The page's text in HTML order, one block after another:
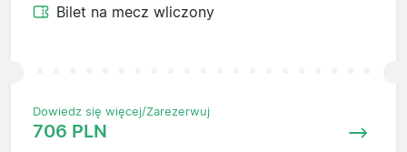
Bilet na mecz wliczony
Dowiedz się więcej/Zarezerwuj
706 PLN